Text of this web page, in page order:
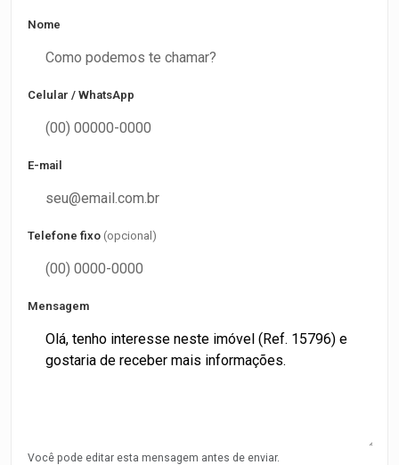
Nome
Celular / WhatsApp
E-mail
Telefone fixo (opcional)
Mensagem
Você pode editar esta mensagem antes de enviar.